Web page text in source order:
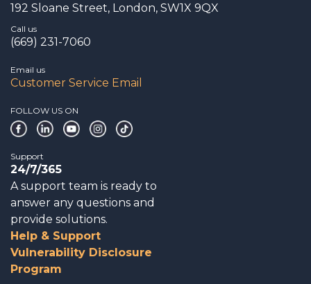
192 Sloane Street, London, SW1X 9QX
Call us
(669) 231-7060
Email us
Customer Service Email
FOLLOW US ON
Support
24/7/365
A support team is ready to
answer any questions and
provide solutions.
Help & Support
Vulnerability Disclosure
Program